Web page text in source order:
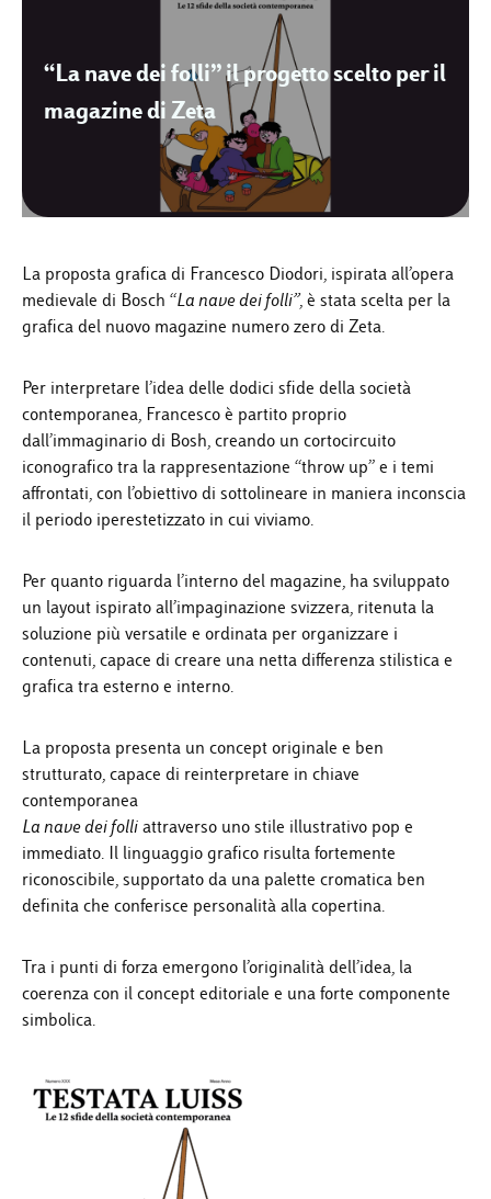
“La nave dei folli” il progetto scelto per il
magazine di Zeta
La proposta grafica di Francesco Diodori, ispirata all’opera
medievale di Bosch “La nave dei folli”, è stata scelta per la
grafica del nuovo magazine numero zero di Zeta.
Per interpretare l’idea delle dodici sfide della società
contemporanea, Francesco è partito proprio
dall’immaginario di Bosh, creando un cortocircuito
iconografico tra la rappresentazione “throw up” e i temi
affrontati, con l’obiettivo di sottolineare in maniera inconscia
il periodo iperestetizzato in cui viviamo.
Per quanto riguarda l’interno del magazine, ha sviluppato
un layout ispirato all’impaginazione svizzera, ritenuta la
soluzione più versatile e ordinata per organizzare i
contenuti, capace di creare una netta differenza stilistica e
grafica tra esterno e interno.
La proposta presenta un concept originale e ben
strutturato, capace di reinterpretare in chiave
contemporanea
La nave dei folliattraverso uno stile illustrativo pop e
immediato. Il linguaggio grafico risulta fortemente
riconoscibile, supportato da una palette cromatica ben
definita che conferisce personalità alla copertina.
Tra i punti di forza emergono l’originalità dell’idea, la
coerenza con il concept editoriale e una forte componente
simbolica.